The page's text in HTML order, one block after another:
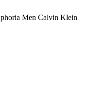
Men Calvin Klein